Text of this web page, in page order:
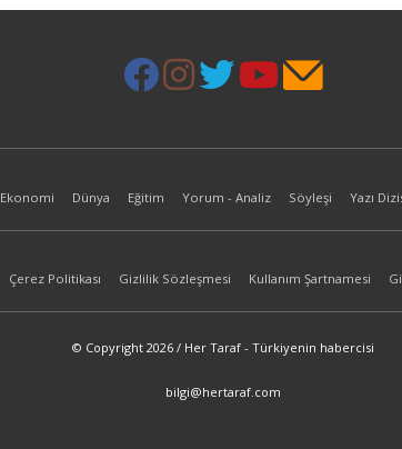
Ekonomi Dünya Eğitim Yorum - Analiz Söyleşi Yazı
Çerez Politikası Gizlilik Sözleşmesi Kullanım Şartnamesi
© Copyright 2026 / Her Taraf - Türkiyenin habercisi
bilgi@hertaraf.com